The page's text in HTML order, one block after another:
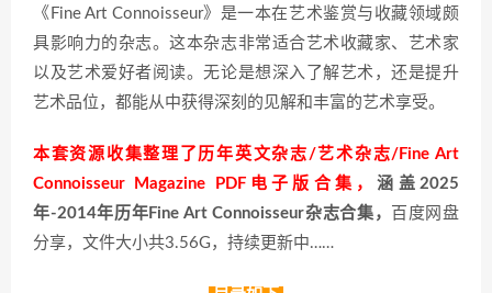
《Fine Art Connoisseur》是一本在艺术鉴赏与收藏领域颇
具影响力的杂志。这本杂志非常适合艺术收藏家、艺术家
以及艺术爱好者阅读。无论是想深入了解艺术，还是提升
艺术品位，都能从中获得深刻的见解和丰富的艺术享受。
本套资源收集整理了历年英文杂志/艺术杂志/Fine Art
Connoisseur Magazine PDF电子版合集，涵盖2025
年-2014年历年Fine Art Connoisseur杂志合集，
百度网盘
分享，文件大小共3.56G，持续更新中……